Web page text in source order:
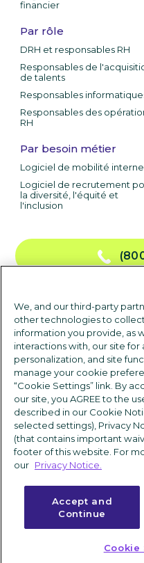
financier
Par rôle
DRH et responsables RH
Responsables de
de talents
Responsables
Responsables des
RH
Par besoin métier
Logiciel de mobilité interne
Logiciel de recrutement
la diversité, l'équité et
l'inclusion
Politique de confidentialité
ICIMS et son logo associé sont des
les autres marques utilisées ici
We, and our third-party
other technologies to
information you provide, as
interactions with, our site for
personalization, and site
manage your cookie
“Cookie Settings” link. By
our site, you AGREE to the
described in our Cookie
selected settings), Privacy
(that contains important
footer of this website. For
our Privacy Notice.
Accept and
Continue
Cookie